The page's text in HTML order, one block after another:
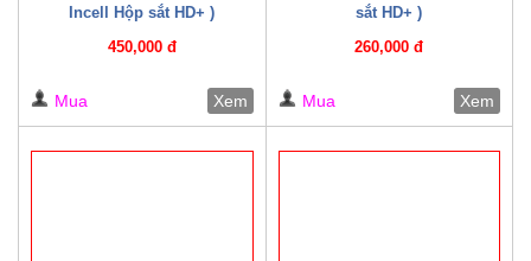
Incell Hộp sắt HD+ )
450,000 đ
Mua Xem
sắt HD+ )
260,000 đ
Mua Xem